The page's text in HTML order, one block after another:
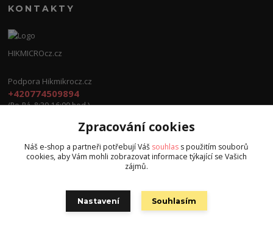
KONTAKTY
HIKMICROcz.cz
Podpora Hikmikrocz.cz
+420774509894
(Po-Pá, 8:30-16:00 hod.)
info@hikmicrocz.cz
Zpracování cookies
Náš e-shop a partneři potřebují Váš souhlas s použitím souborů
cookies, aby Vám mohli zobrazovat informace týkající se Vašich
zájmů.
Nastavení Souhlasím